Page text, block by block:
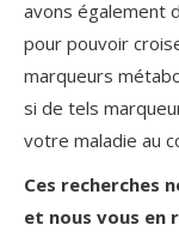
avons également
pour pouvoir
marqueurs
si de tels
votre maladie au
Ces recherches
et nous vous en